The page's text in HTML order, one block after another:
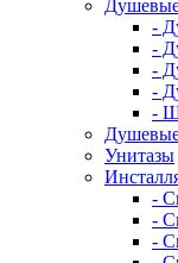
-
-
-
-
-
Унитазы
-
-
-